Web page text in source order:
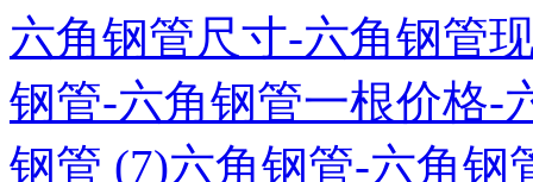
六角钢管尺寸-六角钢管
钢管-六角钢管一根价格-
钢管 (7)六角钢管-六角钢